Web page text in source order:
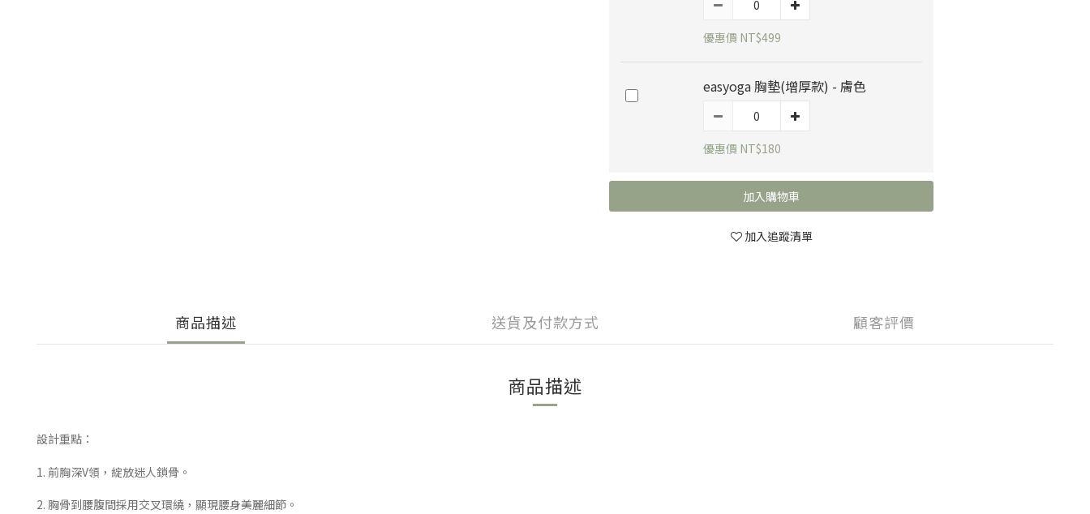
優惠價 NT$499
easyoga 胸墊(增厚款) - 膚色
優惠價 NT$180
加入購物車
加入追蹤清單
商品描述 送貨及付款方式 顧客評價
商品描述
設計重點：
1. 前胸深V領，綻放迷人鎖骨。
2. 胸骨到腰腹間採用交叉環繞，顯現腰身美麗細節。